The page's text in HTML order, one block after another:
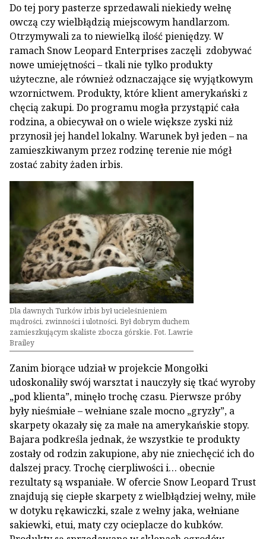
Do tej pory pasterze sprzedawali niekiedy wełnę
owczą czy wielbłądzią miejscowym handlarzom.
Otrzymywali za to niewielką ilość pieniędzy. W
ramach Snow Leopard Enterprises zaczęli zdobywać
nowe umiejętności – tkali nie tylko produkty
użyteczne, ale również odznaczające się wyjątkowym
wzornictwem. Produkty, które klient amerykański z
chęcią zakupi. Do programu mogła przystąpić cała
rodzina, a obiecywał on o wiele większe zyski niż
przynosił jej handel lokalny. Warunek był jeden – na
zamieszkiwanym przez rodzinę terenie nie mógł
zostać zabity żaden irbis.
Dla dawnych Turków irbis był ucieleśnieniem
mądrości, zwinności i ulotności. Był dobrym duchem
zamieszkującym skaliste zbocza górskie. Fot. Lawrie
Brailey
Zanim biorące udział w projekcie Mongołki
udoskonaliły swój warsztat i nauczyły się tkać wyroby
„pod klienta”, minęło trochę czasu. Pierwsze próby
były nieśmiałe – wełniane szale mocno „gryzły”, a
skarpety okazały się za małe na amerykańskie stopy.
Bajara podkreśla jednak, że wszystkie te produkty
zostały od rodzin zakupione, aby nie zniechęcić ich do
dalszej pracy. Trochę cierpliwości i… obecnie
rezultaty są wspaniałe. W ofercie Snow Leopard Trust
znajdują się ciepłe skarpety z wielbłądziej wełny, miłe
w dotyku rękawiczki, szale z wełny jaka, wełniane
sakiewki, etui, maty czy ocieplacze do kubków.